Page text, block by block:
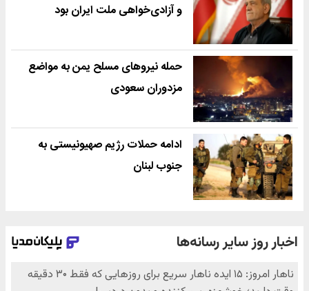
و آزادی‌خواهی ملت ایران بود
حمله نیروهای مسلح یمن به مواضع
مزدوران سعودی
ادامه حملات رژیم صهیونیستی به
جنوب لبنان